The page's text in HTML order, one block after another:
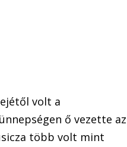
volt a
ő vezette az
több volt mint